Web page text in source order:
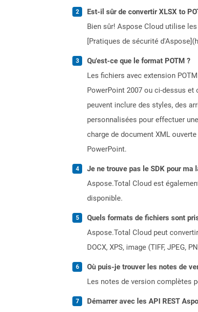
Est-il sûr de convertir XLSX to
Bien sûr! Aspose Cloud utilise
[Pratiques de sécurité
Qu'est-ce que le format POTM ?
Les fichiers avec extension
PowerPoint 2007 ou ci-dessus
peuvent inclure des styles, des
personnalisées pour effectuer
charge de document XML
PowerPoint.
Je ne trouve pas le SDK pour ma
Aspose.Total Cloud est
disponible.
Quels formats de fichiers sont
Aspose.Total Cloud peut
DOCX, XPS, image (TIFF, JPEG,
Où puis-je trouver les notes de
Les notes de version complètes
Démarrer avec les API REST